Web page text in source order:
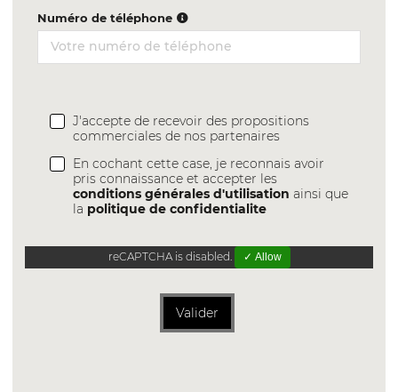
Numéro de téléphone
J'accepte de recevoir des propositions
commerciales de nos partenaires
En cochant cette case, je reconnais avoir
pris connaissance et accepter les
conditions générales d'utilisation ainsi que
la politique de confidentialite
reCAPTCHA is disabled. ✓ Allow
Valider